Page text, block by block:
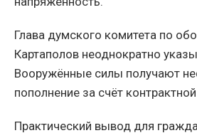
Глава думского комитета по
Картаполов неоднократно
Вооружённые силы получают
пополнение за счёт
Практический вывод для